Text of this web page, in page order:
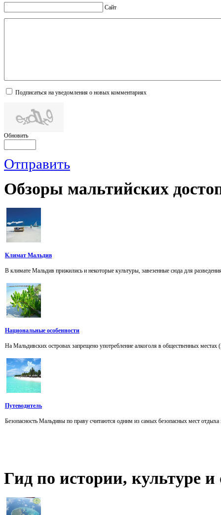
Сайт
Подписаться на уведомления о новых комментариях
Обновить
Отправить
Обзоры мальтийских
Климат Мальдив
В климате Мальдив прижились и некоторые культуры, завезенные сюда для
Национальные особенности
На Мальдивских островах запрещено употребление алкоголя в общественных
Путеводитель
Безопасность Мальдивы по праву считаются одним из самых безопасных мест
Гид по истории, культуре